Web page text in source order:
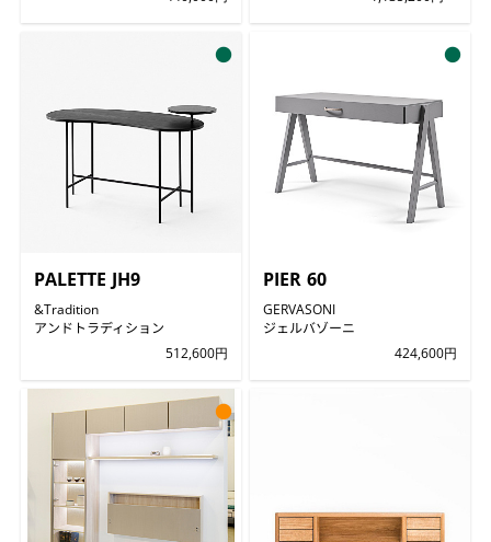
PALETTE JH9
&Tradition
アンドトラディション
512,600円
●
PIER 60
GERVASONI
ジェルバゾーニ
424,600円
●
●